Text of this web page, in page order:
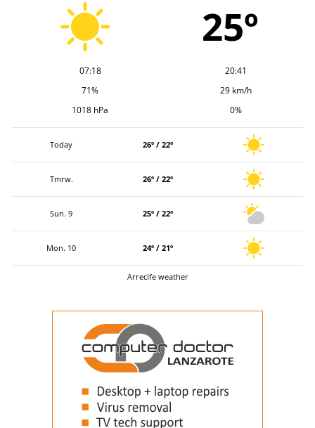
25º
07:18
20:41
71%
29 km/h
1018 hPa
0%
Today 26º / 22º
Tmrw. 26º / 22º
Sun. 9 25º / 22º
Mon. 10 24º / 21º
Arrecife weather